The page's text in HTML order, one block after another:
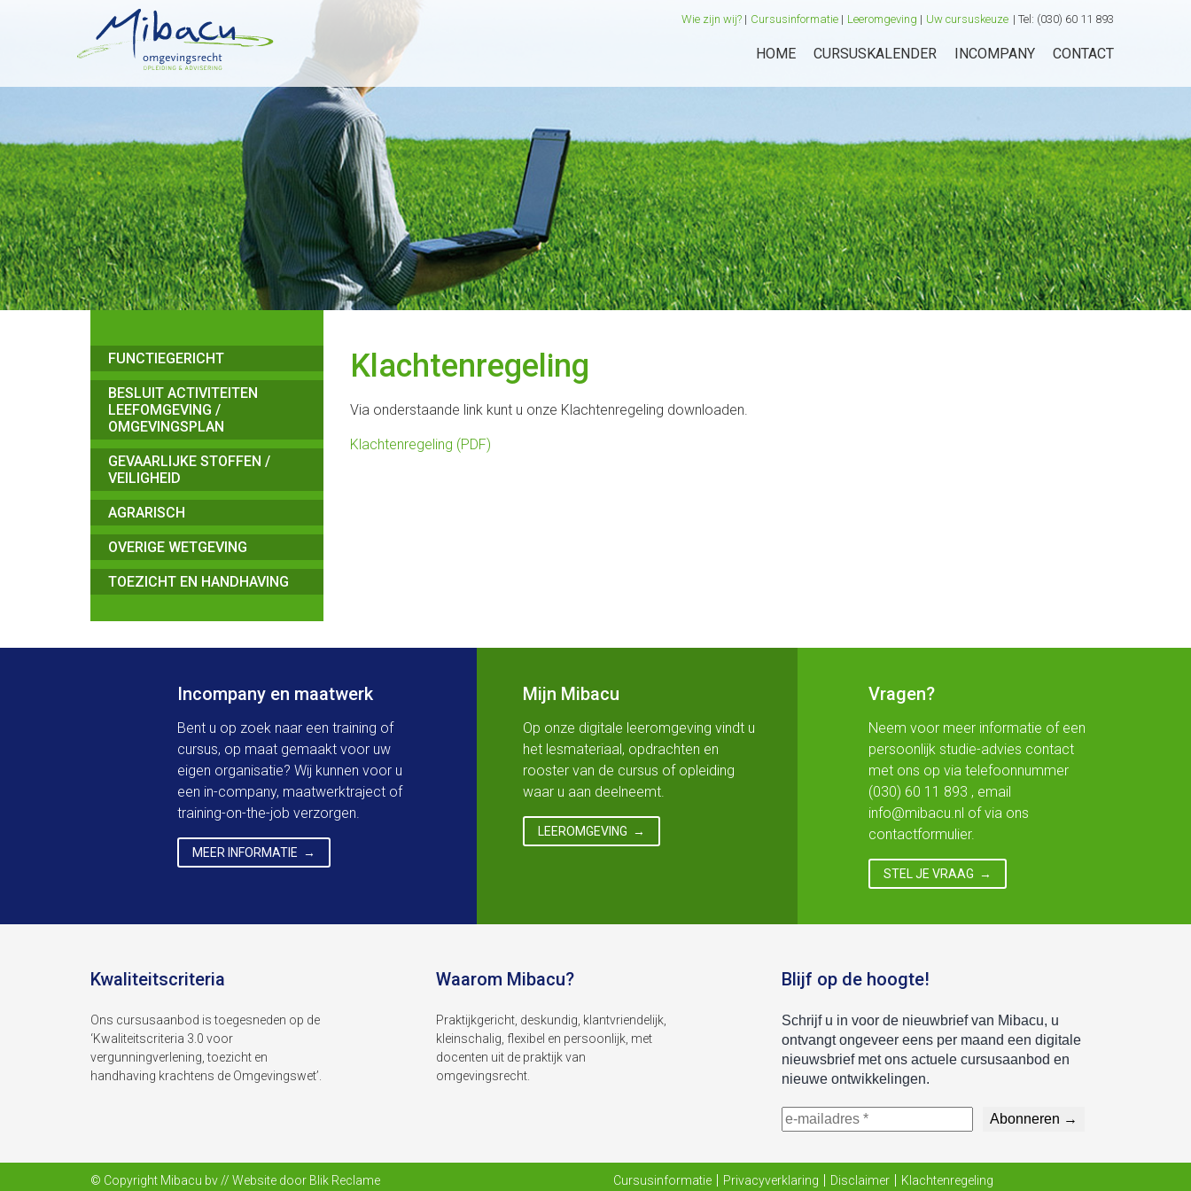
Wie zijn wij? Cursusinformatie Leeromgeving Uw cursuskeuze | Tel: (030) 60 11 893
HOME CURSUSKALENDER INCOMPANY CONTACT
FUNCTIEGERICHT
BESLUIT ACTIVITEITEN
LEEFOMGEVING /
OMGEVINGSPLAN
GEVAARLIJKE STOFFEN /
VEILIGHEID
AGRARISCH
OVERIGE WETGEVING
TOEZICHT EN HANDHAVING
Klachtenregeling
Via onderstaande link kunt u onze Klachtenregeling downloaden.
Klachtenregeling (PDF)
Incompany en maatwerk
Bent u op zoek naar een training of
cursus, op maat gemaakt voor uw
eigen organisatie? Wij kunnen voor u
een in-company, maatwerktraject of
training-on-the-job verzorgen.
MEER INFORMATIE
Mijn Mibacu
Op onze digitale leeromgeving vindt u
het lesmateriaal, opdrachten en
rooster van de cursus of opleiding
waar u aan deelneemt.
LEEROMGEVING
Vragen?
Neem voor meer informatie of een
persoonlijk studie-advies contact
met ons op via telefoonnummer
(030) 60 11 893 , email
info@mibacu.nl of via ons
contactformulier.
STEL JE VRAAG
Kwaliteitscriteria
Ons cursusaanbod is toegesneden op de
‘Kwaliteitscriteria 3.0 voor
vergunningverlening, toezicht en
handhaving krachtens de Omgevingswet’.
Waarom Mibacu?
Praktijkgericht, deskundig, klantvriendelijk,
kleinschalig, flexibel en persoonlijk, met
docenten uit de praktijk van
omgevingsrecht.
Blijf op de hoogte!
© Copyright Mibacu bv // Website door Blik Reclame Cursusinformatie Privacyverklaring Disclaimer Klachtenregeling